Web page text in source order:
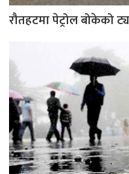
रौतहटमा पेट्रोल बोकेको